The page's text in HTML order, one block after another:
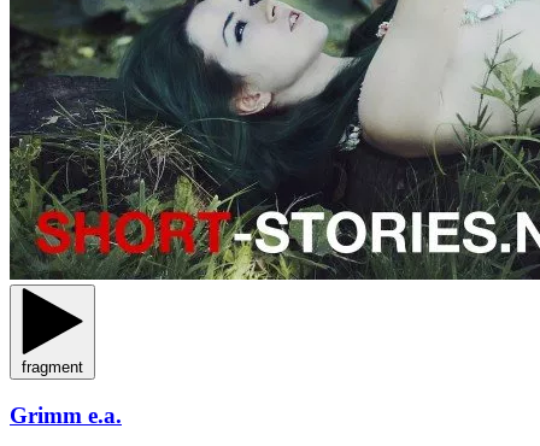
fragment
Grimm e.a.